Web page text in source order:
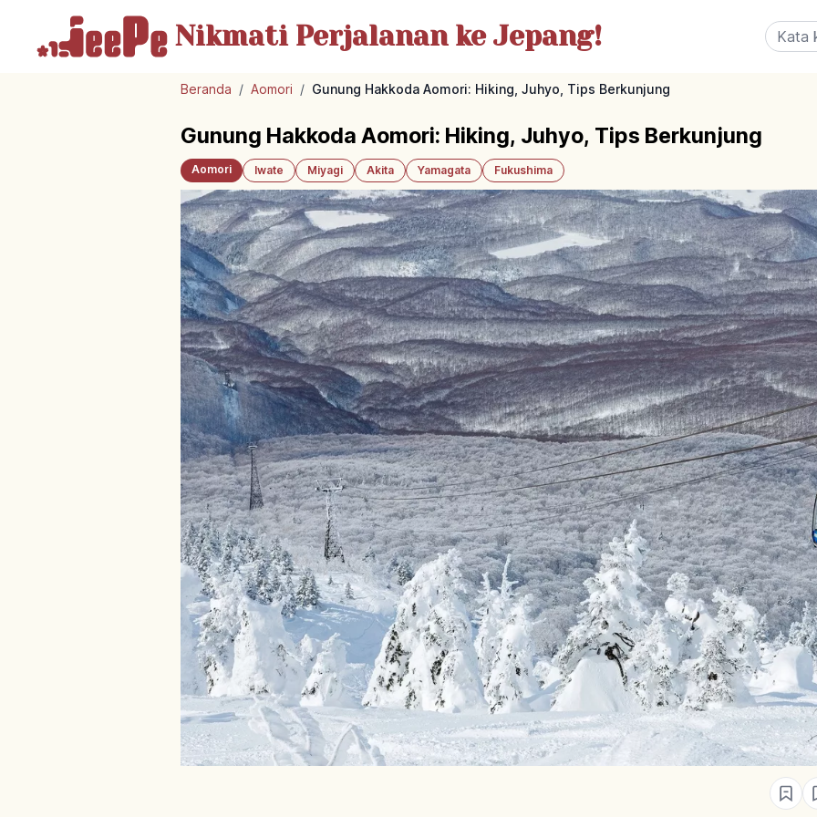
Nikmati Perjalananke Jepang!
Beranda / Aomori / Gunung Hakkoda Aomori: Hiking, Juhyo, Tips Berkunjung
Gunung Hakkoda Aomori: Hiking, Juhyo, Tips Berkunjung
Aomori Iwate Miyagi Akita Yamagata Fukushima